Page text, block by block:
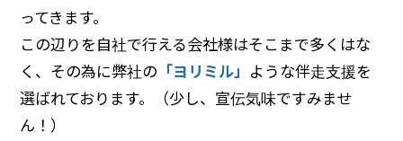
ってきます。
この辺りを自社で行える会社様はそこまで多くはな
く、その為に弊社の 「ヨリミル」 ような伴走支援を
選ばれております。（少し、宣伝気味ですみませ
ん！）